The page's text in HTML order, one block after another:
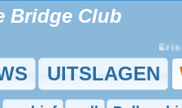
Bridge Club
Er is
UITSLAGEN